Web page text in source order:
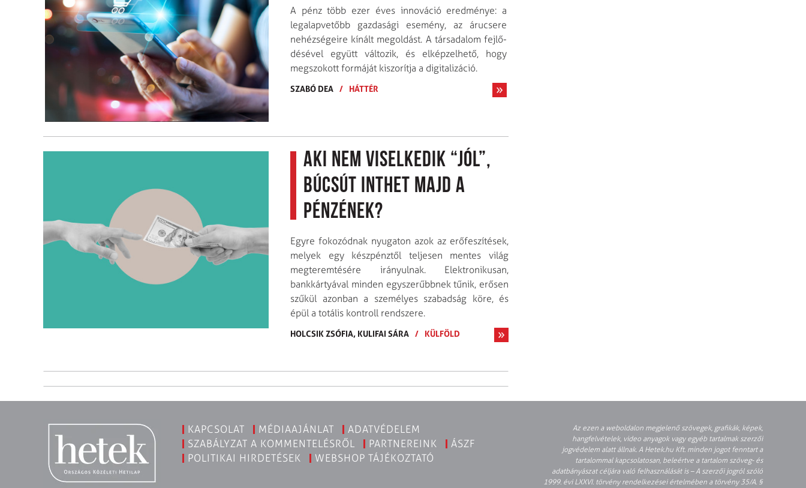
A pénz több ezer éves innováció eredménye: a
legalapvetőbb gazdasági esemény, az árucsere
nehéz­ségeire kínált megoldást. A társadalom fejlő­
désével együtt változik, és elképzelhető, hogy
megszokott formáját kiszorítja a digitalizáció.
SZABÓ DEA / HÁTTÉR
Aki nem viselkedik “jól”,
búcsút inthet majd a
pénzének?
Egyre fokozódnak nyugaton azok az erőfeszítések,
melyek egy készpénztől teljesen mentes világ
megteremtésére irányulnak. Elektronikusan,
bankkártyával minden egyszerűbbnek tűnik, erősen
szűkül azonban a személyes szabadság köre, és
épül a totális kontroll rendszere.
HOLCSIK ZSÓFIA, KULIFAI SÁRA / KÜLFÖLD
KAPCSOLAT MÉDIAAJÁNLAT
ADATVÉDELEM
SZABÁLYZAT A KOMMENTELÉSRŐL
PARTNEREINK
ÁSZF
POLITIKAI HIRDETÉSEK
WEBSHOP TÁJÉKOZTATÓ
Az ezen a weboldalon megjelenő szövegek, grafikák, képek,
hangfelvételek, video anyagok vagy egyéb tartalmak szerzői
jogvédelem alatt állnak. A Hetek.hu Kft. minden jogot fenntart a
tartalommal kapcsolatosan, beleértve a tartalom szöveg- és
adatbányászat céljára való felhasználását is – A szerzői jogról szóló
1999. évi LXXVI. törvény rendelkezései értelmében a törvény 35/A. §